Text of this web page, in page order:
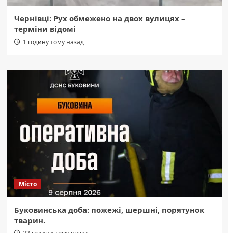
Чернівці: Рух обмежено на двох вулицях –
терміни відомі
1 годину тому назад
Місто
Буковинська доба: пожежі, шершні, порятунок
тварин.